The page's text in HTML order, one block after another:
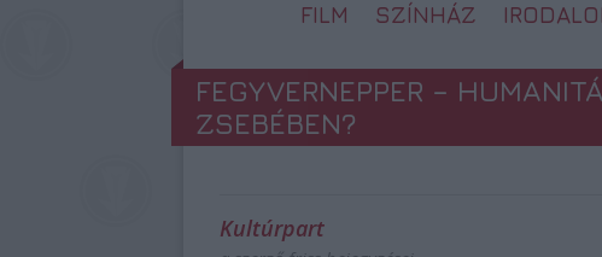
FILM SZÍNHÁZ
FEGYVERNEPPER –
ZSEBÉBEN?
Kultúrpart